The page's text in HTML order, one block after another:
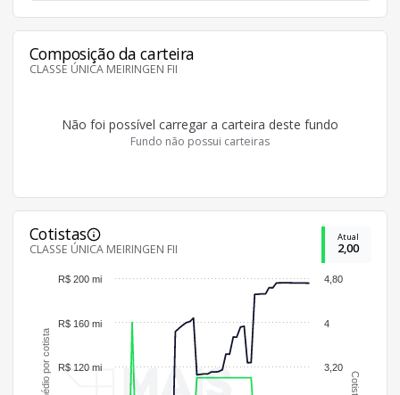
Composição da carteira
CLASSE ÚNICA MEIRINGEN FII
Não foi possível carregar a carteira deste fundo
Fundo não possui carteiras
Cotistas
CLASSE ÚNICA MEIRINGEN FII
Atual
2,00
3,20
4
4,80
R$ 120 mi
R$ 160 mi
R$ 200 mi